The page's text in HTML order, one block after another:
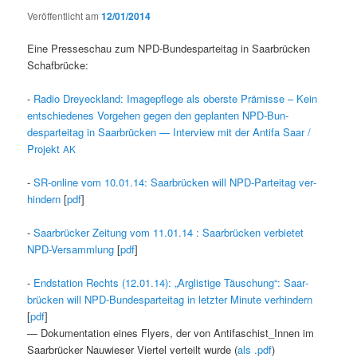
Veröffentlicht am12/01/2014
Eine Press­eschau zum NPD-Bun­desparteitag in Saar­brück­en
Schafbrücke:
- Radio Dreyeck­land: Imagepflege als ober­ste Prämisse – Kein
entsch­iedenes Vorge­hen gegen den geplanten NPD-Bun­
desparteitag in Saar­brück­en — Inter­view mit der Antifa Saar /
Pro­jektAK
-SR-online vom 10.01.14: Saar­brück­en will NPD-Parteitag ver­
hin­dern[pdf]
-Saar­brück­er Zeitung vom 11.01.14 : Saar­brück­en ver­bi­etet
NPD-Ver­samm­lung [pdf]
- End­sta­tion Rechts (12.01.14): „Arglistige Täuschung“: Saar­
brück­en will NPD-Bun­desparteitag in let­zter Minute ver­hin­dern
[pdf]
— Doku­men­ta­tion eines Fly­ers, der von Antifaschist_Innen im
Saar­brück­er Nauwieser Vier­tel verteilt wurde (als .pdf)